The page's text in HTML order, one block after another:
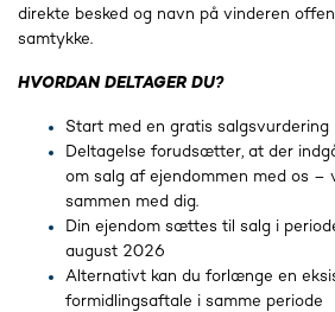
direkte besked og navn på vinderen
samtykke.
HVORDAN DELTAGER DU?
Start med en gratis salgsvurdering
Deltagelse forudsætter, at der
om salg af ejendommen med os
sammen med dig.
Din ejendom sættes til salg i
august 2026
Alternativt kan du forlænge en
formidlingsaftale i samme periode